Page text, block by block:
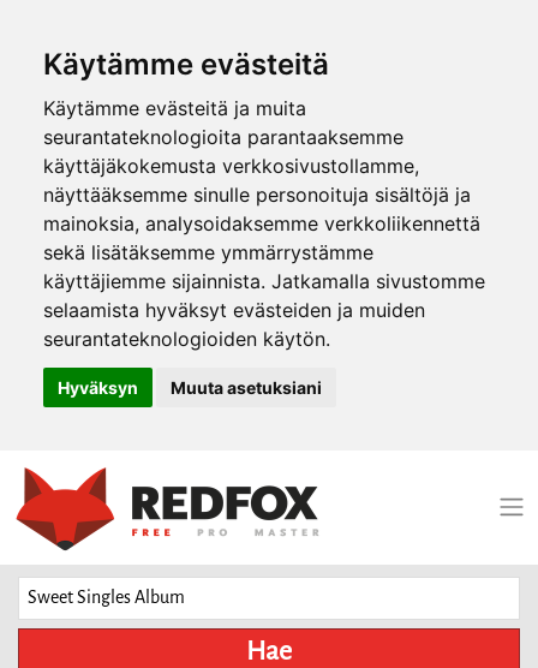
Käytämme evästeitä
Käytämme evästeitä ja muita
seurantateknologioita parantaaksemme
käyttäjäkokemusta verkkosivustollamme,
näyttääksemme sinulle personoituja sisältöjä ja
mainoksia, analysoidaksemme verkkoliikennettä
sekä lisätäksemme ymmärrystämme
käyttäjiemme sijainnista. Jatkamalla sivustomme
selaamista hyväksyt evästeiden ja muiden
seurantateknologioiden käytön.
Hyväksyn Muuta asetuksiani
Hae